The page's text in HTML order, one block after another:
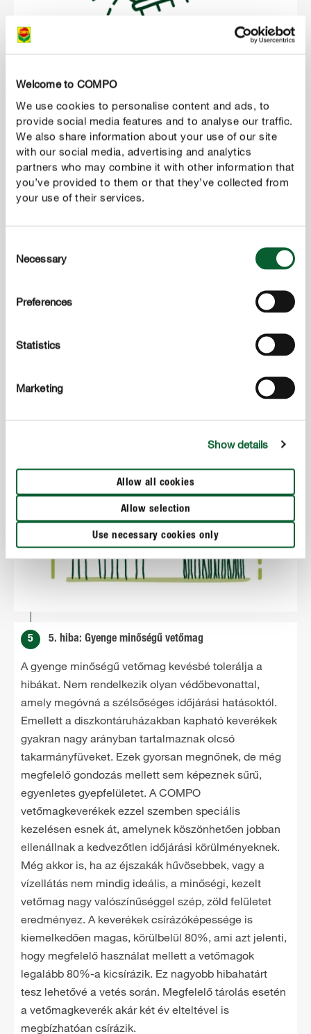
Welcome to COMPO
We use cookies to personalise content and ads, to
provide social media features and to analyse our traffic.
We also share information about your use of our site
with our social media, advertising and analytics
partners who may combine it with other information that
you’ve provided to them or that they’ve collected from
your use of their services.
Selection
Necessary
Preferences
Statistics
Marketing
Show details
Allow all cookies
Allow selection
Use necessary cookies only
4 4. hiba: Tömörödött talaj
A fűmag számára nem érdemes megnehezíteni a
kiindulási feltételeket. Túl kemény, tömör talajban a
finom csíranövények nehezebben gyökereznek meg,
és az öntözővíz is rosszabbul szivárog be. Erősebb
esőzések esetén ráadásul a magok könnyen
kimosódhatnak, illetve fennáll a veszélye annak is,
a talajt ásóval vagy ásóvillával fellazítani, majd a
nagyobb köveket és fadarabokat is el kell távolítani.
Gyengébb talajminőség esetén érdemes finoman
közeget hozzáadni. A csírázóképességet homok vagy
Ha a talaj minősége bizonytalan, érdemes a kert
5 5. hiba: Gyenge minőségű vetőmag
A gyenge minőségű vetőmag kevésbé tolerálja a
hibákat. Nem rendelkezik olyan védőbevonattal,
amely megóvná a szélsőséges időjárási hatásoktól.
Emellett a diszkontáruházakban kapható keverékek
gyakran nagy arányban tartalmaznak olcsó
takarmányfüveket. Ezek gyorsan megnőnek, de még
megfelelő gondozás mellett sem képeznek sűrű,
egyenletes gyepfelületet. A COMPO
vetőmagkeverékek ezzel szemben speciális
kezelésen esnek át, amelynek köszönhetően jobban
ellenállnak a kedvezőtlen időjárási körülményeknek.
Még akkor is, ha az éjszakák hűvösebbek, vagy a
vízellátás nem mindig ideális, a minőségi, kezelt
vetőmag nagy valószínűséggel szép, zöld felületet
eredményez. A keverékek csírázóképessége is
kiemelkedően magas, körülbelül 80%, ami azt jelenti,
hogy megfelelő használat mellett a vetőmagok
legalább 80%-a kicsírázik. Ez nagyobb hibahatárt
tesz lehetővé a vetés során. Megfelelő tárolás esetén
a vetőmagkeverék akár két év elteltével is
megbízhatóan csírázik.